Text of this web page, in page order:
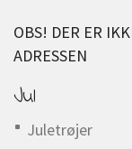
OBS! DER ER
ADRESSEN
Jul
Juletrøjer